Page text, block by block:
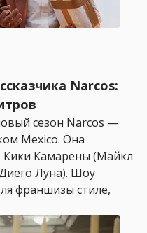
Narcos:
сезон Narcos —
Mexico. Она
Камарены (Майкл
Луна). Шоу
франшизы стиле,